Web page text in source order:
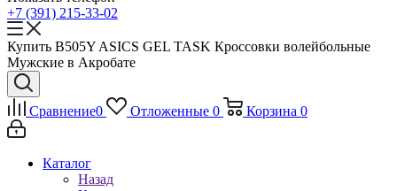
+7 (391) 215-33-02
Купить B505Y ASICS GEL TASK Кроссовки волейбольные
Мужские в Акробате
Сравнение0 Отложенные 0 Корзина 0
Каталог
Назад